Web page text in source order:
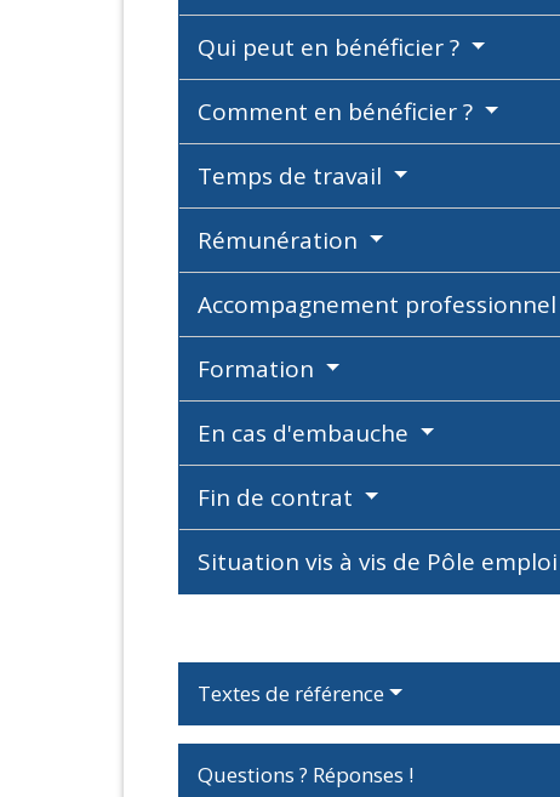
Qui peut en bénéficier ?
Comment en bénéficier ?
Temps de travail
Rémunération
Accompagnement
Formation
En cas d'embauche
Fin de contrat
Situation vis à vis de Pôle emploi
Textes de référence
Questions ? Réponses !